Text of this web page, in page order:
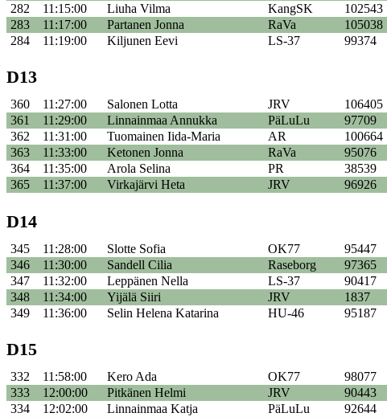
282
11:15:00 Liuha Vilma KangSK 102543
283
11:17:00 Partanen Jonna RaVa 105038
284
11:19:00 Kiljunen Eevi LS-37 99374
D13
360 11:27:00 Salonen Lotta JRV 106405
361
11:29:00 Linnainmaa Annukka PäLuLu 97709
362
11:31:00 Tuomainen Iida-Maria AR 100664
363
11:33:00 Ketonen Jonna RaVa 95076
364
11:35:00 Arola Selina PR 38539
365
11:37:00 Virkajärvi Heta JRV 96926
D14
345 11:28:00 Slotte Sofia OK77 95447
346
11:30:00 Sandell Cilia Raseborg 97365
347
11:32:00 Leppänen Nella LS-37 90417
348
11:34:00 Yijälä Siiri JRV 1837
349
11:36:00 Selin Helena Katarina HU-46 95187
D15
332 11:58:00 Kero Ada OK77 98077
333
12:00:00 Pitkänen Helmi JRV 90443
334
12:02:00 Linnainmaa Katja PäLuLu 92644